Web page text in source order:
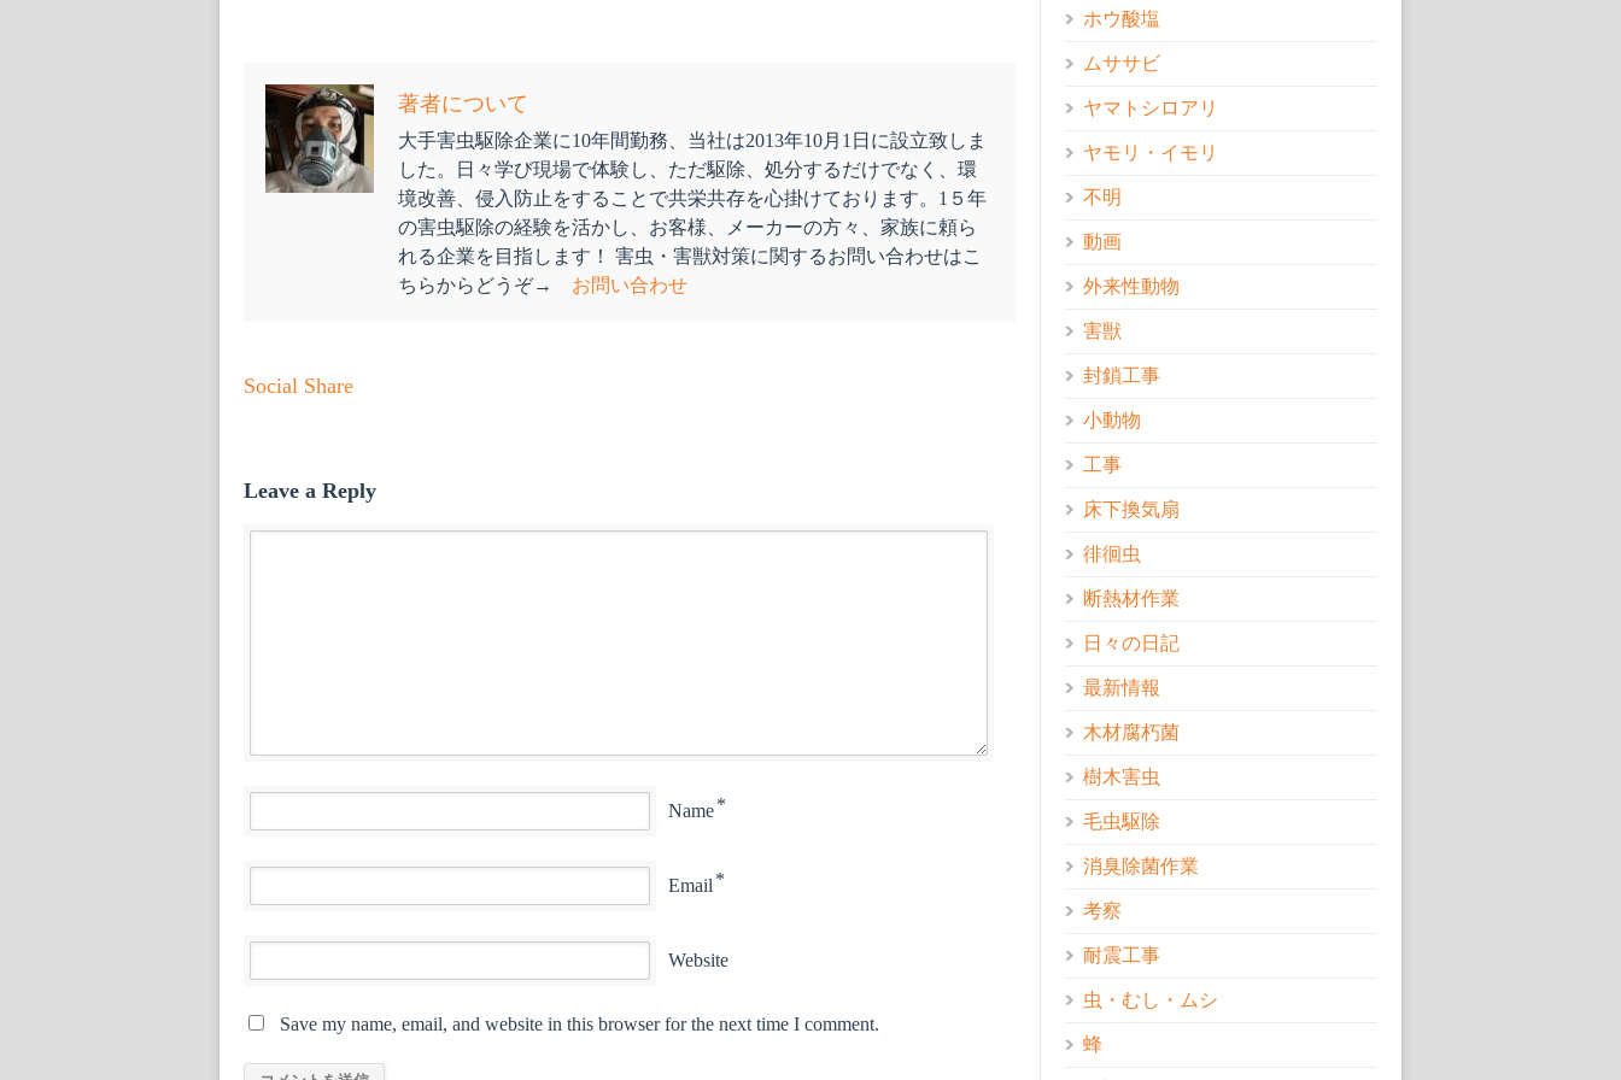
著者について
大手害虫駆除企業に10年間勤務、当社は2013年10月1日に設立致しま
した。日々学び現場で体験し、ただ駆除、処分するだけでなく、環
境改善、侵入防止をすることで共栄共存を心掛けております。1５年
の害虫駆除の経験を活かし、お客様、メーカーの方々、家族に頼ら
れる企業を目指します！ 害虫・害獣対策に関するお問い合わせはこ
ちらからどうぞ→ お問い合わせ
Social Share
Leave a Reply
Name*
Email *
Website
Save my name, email, and website in this browser for the next time I comment.
ホウ酸塩
ムササビ
ヤマトシロアリ
ヤモリ・イモリ
不明
動画
外来性動物
害獣
封鎖工事
小動物
工事
床下換気扇
徘徊虫
断熱材作業
日々の日記
最新情報
木材腐朽菌
樹木害虫
毛虫駆除
消臭除菌作業
考察
耐震工事
虫・むし・ムシ
蜂